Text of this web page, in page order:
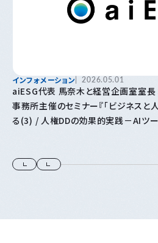
インフォメーション 2026.05.01
aiESG代表 馬奈木と経営企画室室長
事務所主催のセミナー『「⁠ビジネスと
る(3) / 人権DDの効果的実践－AIツ